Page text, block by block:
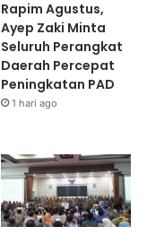
Rapim Agustus,
Ayep Zaki Minta
Seluruh Perangkat
Daerah Percepat
Peningkatan PAD
1 hari ago